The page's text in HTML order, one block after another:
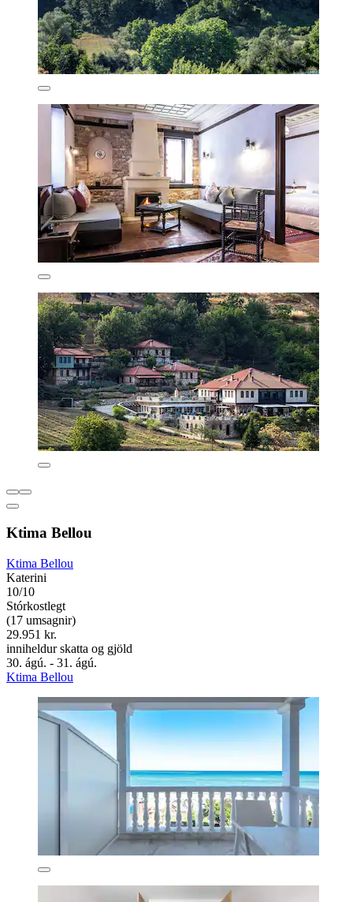
Ktima Bellou
Ktima Bellou
Katerini
10/10
Stórkostlegt
(17 umsagnir)
29.951 kr.
inniheldur skatta og gjöld
30. ágú. - 31. ágú.
Ktima Bellou